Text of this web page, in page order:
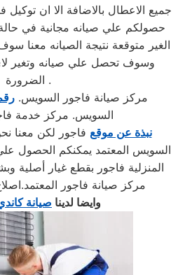
جميع الاعطال بالاضافة الا ان
حصولكم علي صيانه مجانية في
الغير متوقعة نتيجة الصيانه معنا
وسوف تحصل علي صيانه وتغير
الضرورة .
مركز صيانة فاجور السويس.
السويس. مركز خدمة
نبذة عن موقع فاجور لكن معنا
السويس المعتمد يمكنكم الحصول
المنزلية فاجور بقطع غيار أصلية
مركز صيانة فاجور
وايضا لدينا صيانة